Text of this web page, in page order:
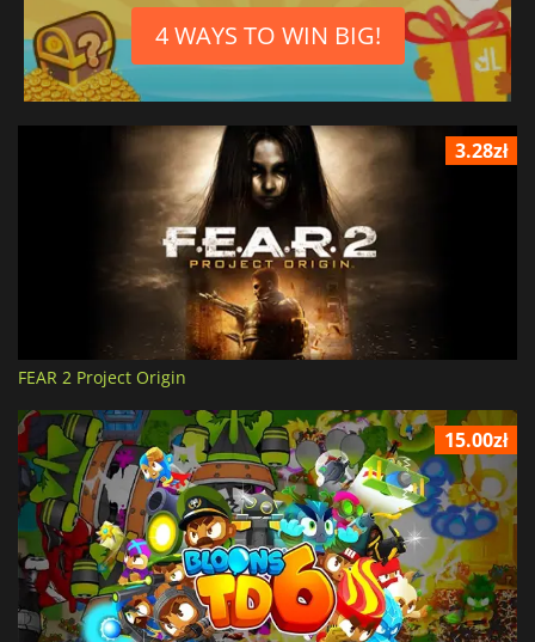
4 WAYS TO WIN BIG!
3.28zł
FEAR 2 Project Origin
15.00zł